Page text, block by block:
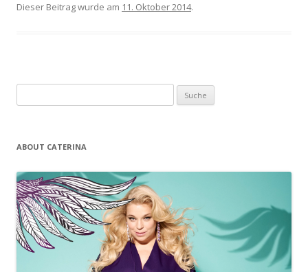
Dieser Beitrag wurde am 11. Oktober 2014.
ABOUT CATERINA